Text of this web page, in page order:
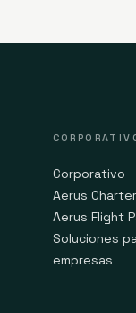
Corporativo
Aerus Charter
Aerus Flight
Soluciones
empresas